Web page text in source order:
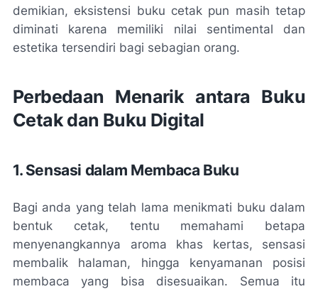
demikian, eksistensi buku cetak pun masih tetap
diminati karena memiliki nilai sentimental dan
estetika tersendiri bagi sebagian orang.
Perbedaan Menarik antara Buku
Cetak dan Buku Digital
1. Sensasi dalam Membaca Buku
Bagi anda yang telah lama menikmati buku dalam
bentuk cetak, tentu memahami betapa
menyenangkannya aroma khas kertas, sensasi
membalik halaman, hingga kenyamanan posisi
membaca yang bisa disesuaikan. Semua itu